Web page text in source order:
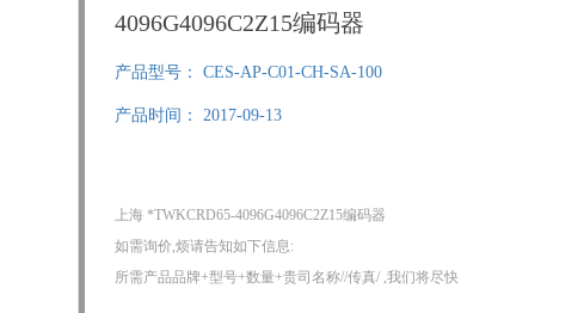
4096G4096C2Z15编码器
产品型号： CES-AP-C01-CH-SA-100
产品时间： 2017-09-13
上海 *TWKCRD65-4096G4096C2Z15编码器
如需询价,烦请告知如下信息:
所需产品品牌+型号+数量+贵司名称//传真/ ,我们将尽快